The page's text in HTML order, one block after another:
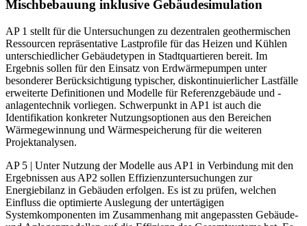
Mischbebauung inklusive Gebäudesimulation
AP 1 stellt für die Untersuchungen zu dezentralen geothermischen
Ressourcen repräsentative Lastprofile für das Heizen und Kühlen
unterschiedlicher Gebäudetypen in Stadtquartieren bereit. Im
Ergebnis sollen für den Einsatz von Erdwärmepumpen unter
besonderer Berücksichtigung typischer, diskontinuierlicher Lastfälle
erweiterte Definitionen und Modelle für Referenzgebäude und -
anlagentechnik vorliegen. Schwerpunkt in AP1 ist auch die
Identifikation konkreter Nutzungsoptionen aus den Bereichen
Wärmegewinnung und Wärmespeicherung für die weiteren
Projektanalysen.
AP 5 | Unter Nutzung der Modelle aus AP1 in Verbindung mit den
Ergebnissen aus AP2 sollen Effizienzuntersuchungen zur
Energiebilanz in Gebäuden erfolgen. Es ist zu prüfen, welchen
Einfluss die optimierte Auslegung der untertägigen
Systemkomponenten im Zusammenhang mit angepassten Gebäude-